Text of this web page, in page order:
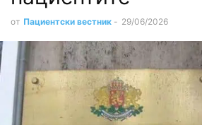
от Пациентски вестник - 29/06/2026